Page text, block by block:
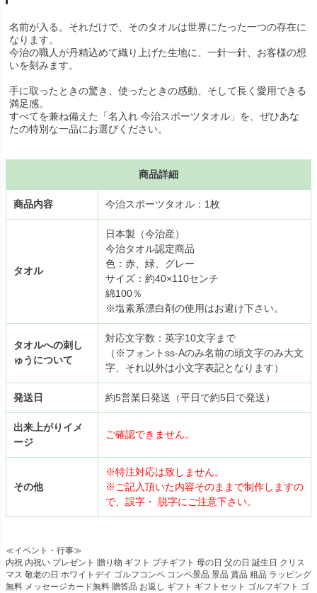
名前が入る。それだけで、そのタオルは世界にたった一つの存在に
なります。
今治の職人が丹精込めて織り上げた生地に、一針一針、お客様の想
いを刻みます。
手に取ったときの驚き、使ったときの感動、そして長く愛用できる
満足感。
すべてを兼ね備えた「名入れ 今治スポーツタオル」を、ぜひあな
たの特別な一品にお選びください。
商品詳細
商品内容 今治スポーツタオル：1枚
タオル
日本製（今治産）
今治タオル認定商品
色：赤、緑、グレー
サイズ：約40×110センチ
綿100％
※塩素系漂白剤の使用はお避け下さい。
タオルへの刺し
ゅうについて
対応文字数：英字10文字まで
（※フォントss-Aのみ名前の頭文字のみ大文
字、それ以外は小文字表記となります）
発送日 約5営業日発送（平日で約5日で発送）
出来上がりイメ
ージ
ご確認できません。
その他
※特注対応は致しません。
※ご記入頂いた内容そのままで制作しますの
で、誤字・ 脱字にご注意下さい。
≪イベント・行事≫
内祝 内祝い プレゼント 贈り物 ギフト プチギフト 母の日 父の日 誕生日 クリス
マス 敬老の日 ホワイトデイ ゴルフコンペ コンペ景品 景品 賞品 粗品 ラッピング
無料 メッセージカード無料 贈答品 お返し ギフト ギフトセット ゴルフギフト ゴ